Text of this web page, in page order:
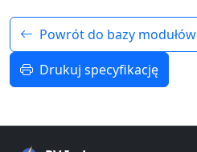
Powrót do bazy modułów
Drukuj specyfikację